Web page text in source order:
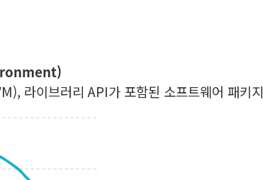
라이브러리 API가 포함된 소프트웨어 패키지